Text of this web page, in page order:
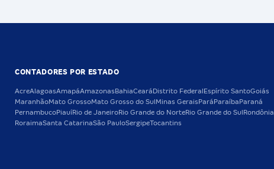
CONTADORES POR ESTADO
AcreAlagoasAmapáAmazonasBahiaCearáDistrito FederalEspírito SantoGoiás
MaranhãoMato GrossoMato Grosso do SulMinas GeraisParáParaíbaParaná
PernambucoPiauíRio de JaneiroRio Grande do NorteRio Grande do SulRondônia
RoraimaSanta CatarinaSão PauloSergipeTocantins